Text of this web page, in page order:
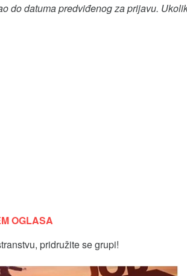
do datuma predviđenog za prijavu.
OGLASA
pridružite se grupi!